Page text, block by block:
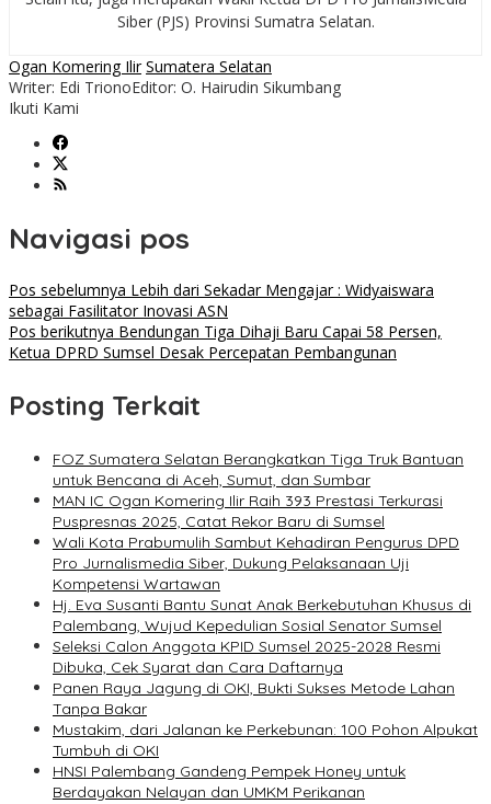
Siber (PJS) Provinsi Sumatra Selatan.
Ogan Komering Ilir Sumatera Selatan
Writer: Edi TrionoEditor: O. Hairudin Sikumbang
Ikuti Kami
Navigasi pos
Pos sebelumnya Lebih dari Sekadar Mengajar : Widyaiswara
sebagai Fasilitator Inovasi ASN
Pos berikutnya Bendungan Tiga Dihaji Baru Capai 58 Persen,
Ketua DPRD Sumsel Desak Percepatan Pembangunan
Posting Terkait
FOZ Sumatera Selatan Berangkatkan Tiga Truk Bantuan
untuk Bencana di Aceh, Sumut, dan Sumbar
MAN IC Ogan Komering Ilir Raih 393 Prestasi Terkurasi
Puspresnas 2025, Catat Rekor Baru di Sumsel
Wali Kota Prabumulih Sambut Kehadiran Pengurus DPD
Pro Jurnalismedia Siber, Dukung Pelaksanaan Uji
Kompetensi Wartawan
Hj. Eva Susanti Bantu Sunat Anak Berkebutuhan Khusus di
Palembang, Wujud Kepedulian Sosial Senator Sumsel
Seleksi Calon Anggota KPID Sumsel 2025-2028 Resmi
Dibuka, Cek Syarat dan Cara Daftarnya
Panen Raya Jagung di OKI, Bukti Sukses Metode Lahan
Tanpa Bakar
Mustakim, dari Jalanan ke Perkebunan: 100 Pohon Alpukat
Tumbuh di OKI
HNSI Palembang Gandeng Pempek Honey untuk
Berdayakan Nelayan dan UMKM Perikanan